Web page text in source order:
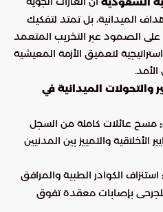
الميدانية، بل تمتد لتفكيك
على الصمود عبر التخريب المتعمد
لتعميق الأزمة المعيشية
والتحولات الميدانية في
مسح عائلات كاملة من السجل
الأخلاقية والتمييز بين المدنيين
استنزاف الكوادر الطبية والمرافق
بإصابات معقدة تفوق